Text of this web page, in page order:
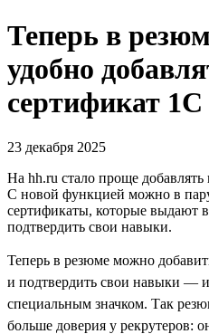
Теперь в
удобно
сертификат 1С
23 декабря 2025
На hh.ru стало проще
С новой функцией можно в
сертификаты, которые выдают
подтвердить свои навыки.
Теперь в резюме можно
и подтвердить свои навыки —
специальным значком. Так
больше доверия у рекрутеров: